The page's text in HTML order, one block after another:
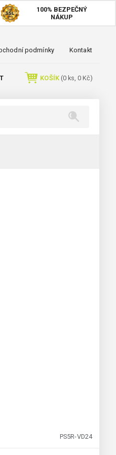
100% BEZPEČNÝ
NÁKUP
podmínky Kontakt
KOŠÍK(0ks, 0 Kč)
PS5R-VD24